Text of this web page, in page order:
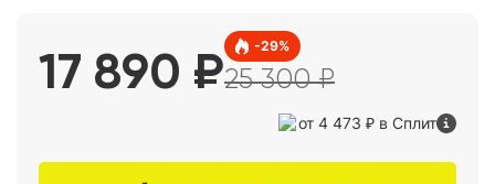
17 890 ₽
-29%
25 300₽
от 4 473 ₽ в Сплит